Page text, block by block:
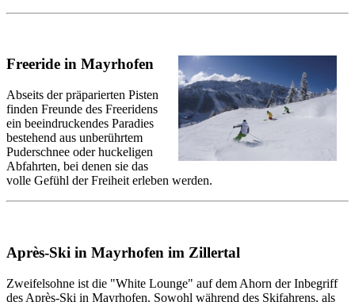
Freeride in Mayrhofen
Abseits der präparierten Pisten
finden Freunde des Freeridens
ein beeindruckendes Paradies
bestehend aus unberührtem
Puderschnee oder huckeligen
Abfahrten, bei denen sie das
volle Gefühl der Freiheit erleben werden.
Après-Ski in Mayrhofen im Zillertal
Zweifelsohne ist die "White Lounge" auf dem Ahorn der Inbegriff
des Après-Ski in Mayrhofen. Sowohl während des Skifahrens, als